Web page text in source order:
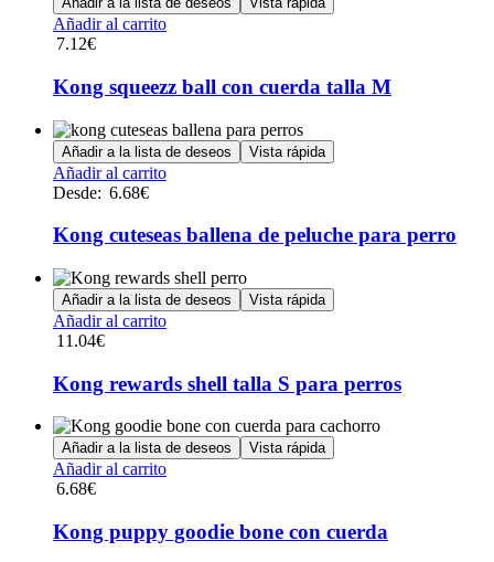
Añadir al carrito
7.12€
Kong squeezz ball con cuerda talla M
Añadir a la lista de deseos Vista rápida
Añadir al carritoEste
múltiples
Las
opciones
se
pueden
la
de
producto
Desde: 6.68€
Kong cuteseas ballena de peluche para perro
Añadir a la lista de deseos Vista rápida
Añadir al carrito
11.04€
Kong rewards shell talla S para perros
Añadir a la lista de deseos Vista rápida
Añadir al carrito
6.68€
Kong puppy goodie bone con cuerda